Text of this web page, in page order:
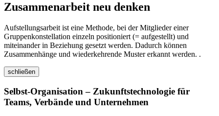
Zusammenarbeit neu denken
Aufstellungsarbeit ist eine Methode, bei der Mitglieder einer
Gruppenkonstellation einzeln positioniert (= aufgestellt) und
miteinander in Beziehung gesetzt werden. Dadurch können
Zusammenhänge und wiederkehrende Muster erkannt werden. .
schließen
Selbst-Organisation – Zukunftstechnologie für
Teams, Verbände und Unternehmen